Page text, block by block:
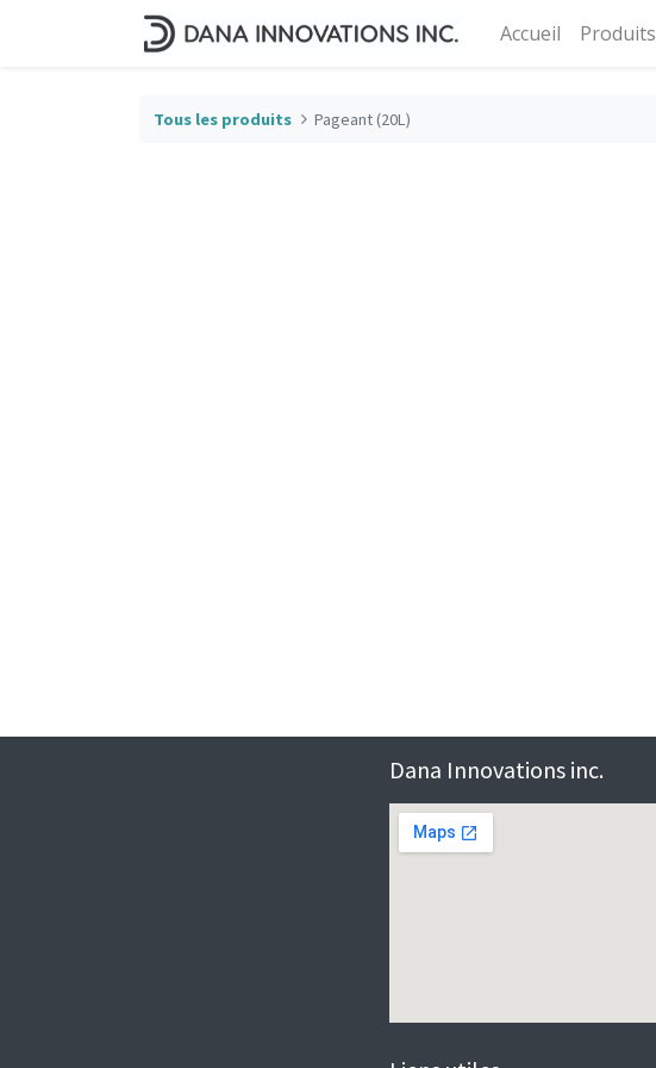
Accueil Produits
Tous les produits Pageant (20L)
Dana Innovations inc.